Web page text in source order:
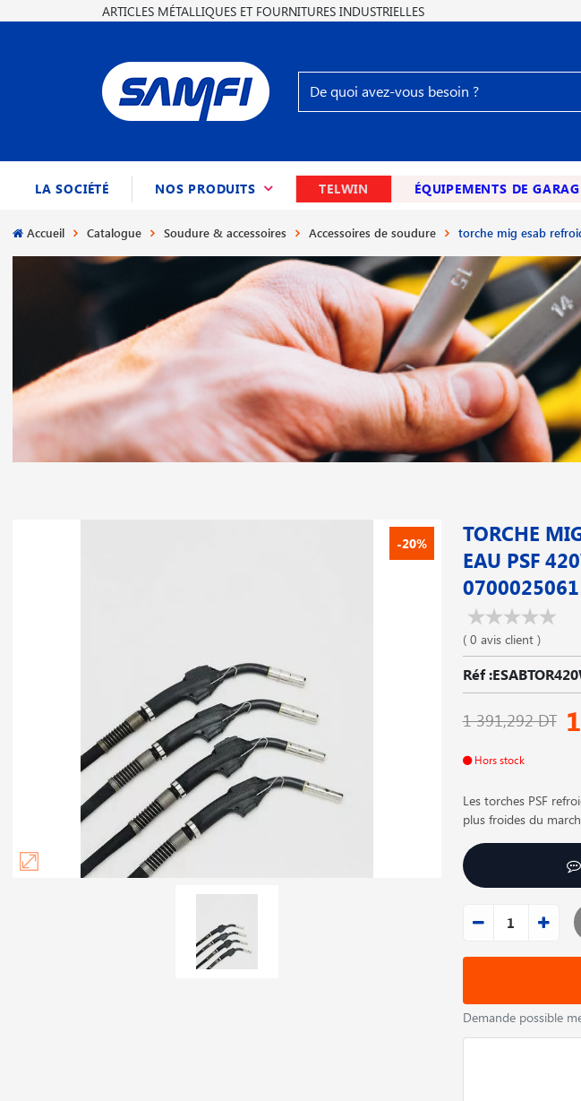
ARTICLES MÉTALLIQUES ET FOURNITURES INDUSTRIELLES
LA SOCIÉTÉ NOS PRODUITS (CURRENT)TELWIN ÉQUIPEMENTS DE
Accueil Catalogue Soudure & accessoires Accessoires de soudure torche mig esab
-20%
TORCHE
EAU PSF
0700025061
( 0 avis client )
Réf
1 391,292 DT
Hors stock
Les torches PSF
plus froides du
Demande possible